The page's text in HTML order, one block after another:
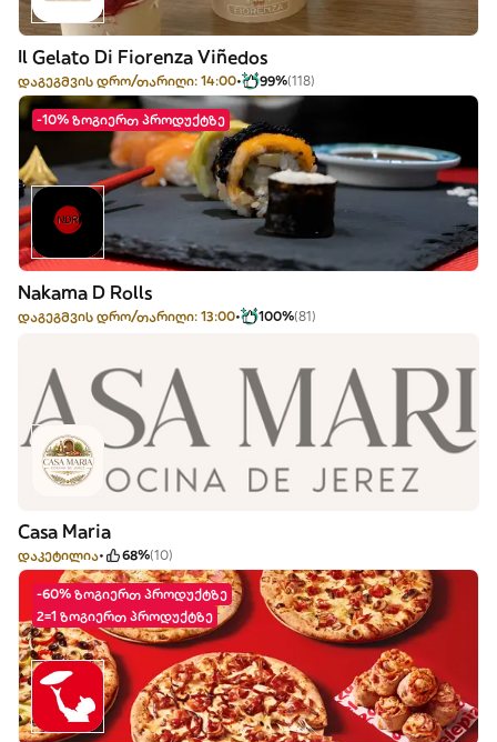
Il Gelato Di Fiorenza Viñedos
დაგეგმვის დრო/თარიღი: 14:00 99%(118)
-10% ზოგიერთ პროდუქტზე
Nakama D Rolls
დაგეგმვის დრო/თარიღი: 13:00 100%(81)
Casa Maria
დაკეტილია 68%(10)
-60% ზოგიერთ პროდუქტზე
2=1 ზოგიერთ პროდუქტზე